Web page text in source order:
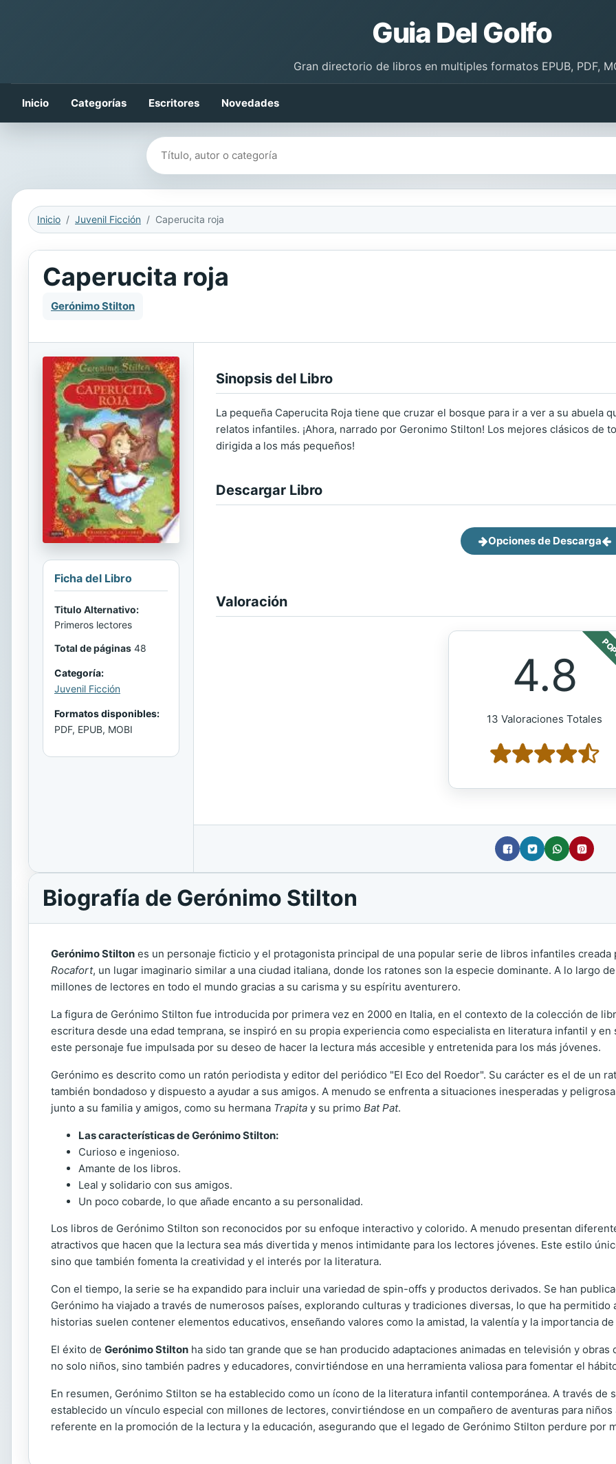
Guia Del Golfo
Gran directorio de libros en multiples formatos EPUB, PDF,
Inicio Categorías Escritores Novedades
Buscar libros
Inicio Juvenil Ficción Caperucita roja
Caperucita roja
Gerónimo Stilton
Ficha del Libro
Titulo Alternativo:
Primeros lectores
Total de páginas 48
Categoría:
Juvenil Ficción
Formatos disponibles:
PDF, EPUB, MOBI
Sinopsis del Libro
La pequeña Caperucita Roja tiene que cruzar el bosque para ir a ver a su abuela
relatos infantiles. ¡Ahora, narrado por Geronimo Stilton! Los mejores clásicos de
dirigida a los más pequeños!
Descargar Libro
Opciones de Descarga
Valoración
4.8
13 Valoraciones Totales
Biografía de Gerónimo Stilton
Gerónimo Stilton es un personaje ficticio y el protagonista principal de una popular serie de libros infantiles
Rocafort, un lugar imaginario similar a una ciudad italiana, donde los ratones son la especie dominante. A lo largo
millones de lectores en todo el mundo gracias a su carisma y su espíritu aventurero.
La figura de Gerónimo Stilton fue introducida por primera vez en 2000 en Italia, en el contexto de la colección de
escritura desde una edad temprana, se inspiró en su propia experiencia como especialista en literatura infantil y
este personaje fue impulsada por su deseo de hacer la lectura más accesible y entretenida para los más jóvenes.
Gerónimo es descrito como un ratón periodista y editor del periódico "El Eco del Roedor". Su carácter es el de un
también bondadoso y dispuesto a ayudar a sus amigos. A menudo se enfrenta a situaciones inesperadas y
junto a su familia y amigos, como su hermana Trapita y su primo Bat Pat.
Las características de Gerónimo Stilton:
Curioso e ingenioso.
Amante de los libros.
Leal y solidario con sus amigos.
Un poco cobarde, lo que añade encanto a su personalidad.
Los libros de Gerónimo Stilton son reconocidos por su enfoque interactivo y colorido. A menudo presentan
atractivos que hacen que la lectura sea más divertida y menos intimidante para los lectores jóvenes. Este estilo
sino que también fomenta la creatividad y el interés por la literatura.
Con el tiempo, la serie se ha expandido para incluir una variedad de spin-offs y productos derivados. Se han
Gerónimo ha viajado a través de numerosos países, explorando culturas y tradiciones diversas, lo que ha
historias suelen contener elementos educativos, enseñando valores como la amistad, la valentía y la importancia
El éxito de Gerónimo Stilton ha sido tan grande que se han producido adaptaciones animadas en televisión y
no solo niños, sino también padres y educadores, convirtiéndose en una herramienta valiosa para fomentar el
En resumen, Gerónimo Stilton se ha establecido como un ícono de la literatura infantil contemporánea. A través de
establecido un vínculo especial con millones de lectores, convirtiéndose en un compañero de aventuras para
referente en la promoción de la lectura y la educación, asegurando que el legado de Gerónimo Stilton perdure por